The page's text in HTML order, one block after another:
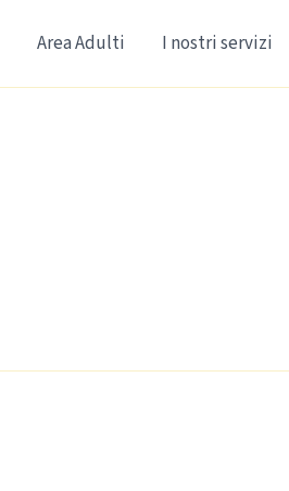
Area Adulti I nostri servizi